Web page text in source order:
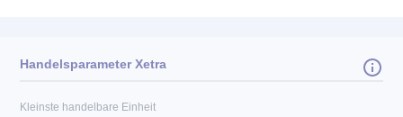
Handelsparameter Xetra
Kleinste handelbare Einheit